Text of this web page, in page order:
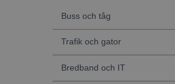
Buss och tåg
Trafik och gator
Bredband och IT